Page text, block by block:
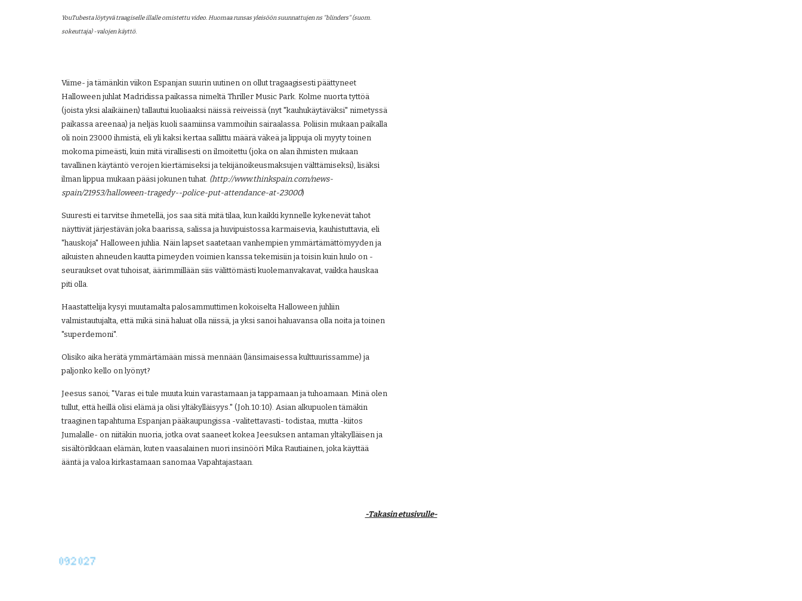
YouTubesta löytyvä traagiselle illalle omistettu video. Huomaa runsas yleisöön suunnattujen ns "blinders" (suom.
sokeuttaja) -valojen käyttö.
Viime- ja tämänkin viikon Espanjan suurin uutinen on ollut tragaagisesti päättyneet
Halloween juhlat Madridissa paikassa nimeltä Thriller Music Park. Kolme nuorta tyttöä
(joista yksi alaikäinen) tallautui kuoliaaksi näissä reiveissä (nyt "kauhukäytäväksi" nimetyssä
paikassa areenaa) ja neljäs kuoli saamiinsa vammoihin sairaalassa. Poliisin mukaan paikalla
oli noin 23000 ihmistä, eli yli kaksi kertaa sallittu määrä väkeä ja lippuja oli myyty toinen
mokoma pimeästi, kuin mitä virallisesti on ilmoitettu (joka on alan ihmisten mukaan
tavallinen käytäntö verojen kiertämiseksi ja tekijänoikeusmaksujen välttämiseksi), lisäksi
ilman lippua mukaan pääsi jokunen tuhat. (http://www.thinkspain.com/news-
spain/21953/halloween-tragedy--police-put-attendance-at-23000)
Suuresti ei tarvitse ihmetellä, jos saa sitä mitä tilaa, kun kaikki kynnelle kykenevät tahot
näyttivät järjestävän joka baarissa, salissa ja huvipuistossa karmaisevia, kauhistuttavia, eli
"hauskoja" Halloween juhlia. Näin lapset saatetaan vanhempien ymmärtämättömyyden ja
aikuisten ahneuden kautta pimeyden voimien kanssa tekemisiin ja toisin kuin luulo on -
seuraukset ovat tuhoisat, äärimmillään siis välittömästi kuolemanvakavat, vaikka hauskaa
piti olla.
Haastattelija kysyi muutamalta palosammuttimen kokoiselta Halloween juhliin
valmistautujalta, että mikä sinä haluat olla niissä, ja yksi sanoi haluavansa olla noita ja toinen
"superdemoni".
Olisiko aika herätä ymmärtämään missä mennään (länsimaisessa kulttuurissamme) ja
paljonko kello on lyönyt?
Jeesus sanoi; "Varas ei tule muuta kuin varastamaan ja tappamaan ja tuhoamaan. Minä olen
tullut, että heillä olisi elämä ja olisi yltäkylläisyys." (Joh.10:10). Asian alkupuolen tämäkin
traaginen tapahtuma Espanjan pääkaupungissa -valitettavasti- todistaa, mutta -kiitos
Jumalalle- on niitäkin nuoria, jotka ovat saaneet kokea Jeesuksen antaman yltäkylläisen ja
sisältörikkaan elämän, kuten vaasalainen nuori insinööri Mika Rautiainen, joka käyttää
ääntä ja valoa kirkastamaan sanomaa Vapahtajastaan.
-Takasin etusivulle-